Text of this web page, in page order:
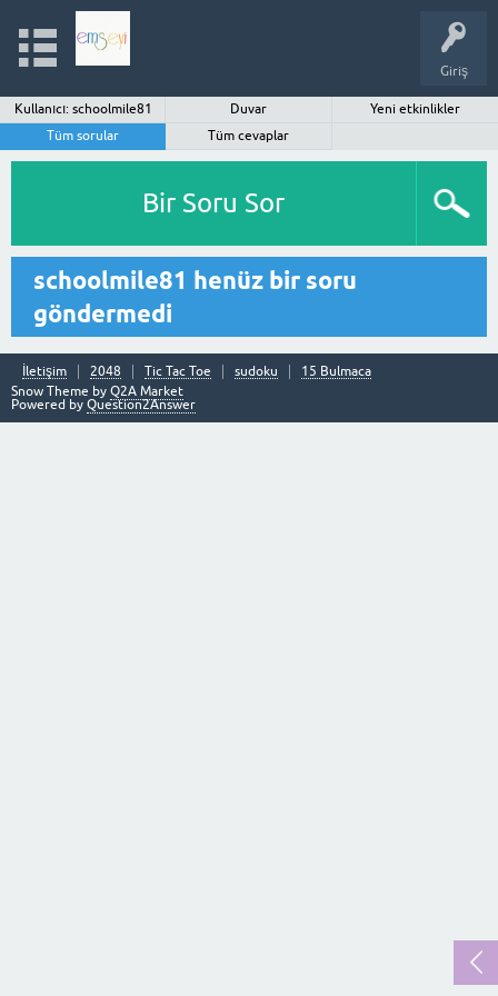
Giriş
Kullanıcı: schoolmile81 Duvar
Yeni etkinlikler
Tüm sorular
Tüm cevaplar
Bir Soru Sor
schoolmile81 henüz bir soru
göndermedi
İletişim 2048 Tic Tac Toe sudoku
15 Bulmaca
Snow Theme by Q2A Market
Powered by Question2Answer